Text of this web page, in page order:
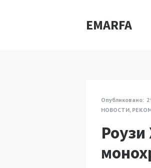
EMARFA
Опубликовано:
НОВОСТИ,
Роузи